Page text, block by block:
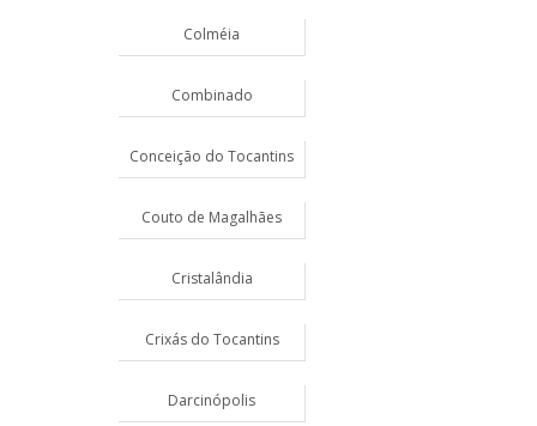
Colméia
Combinado
Conceição do Tocantins
Couto de Magalhães
Cristalândia
Crixás do Tocantins
Darcinópolis